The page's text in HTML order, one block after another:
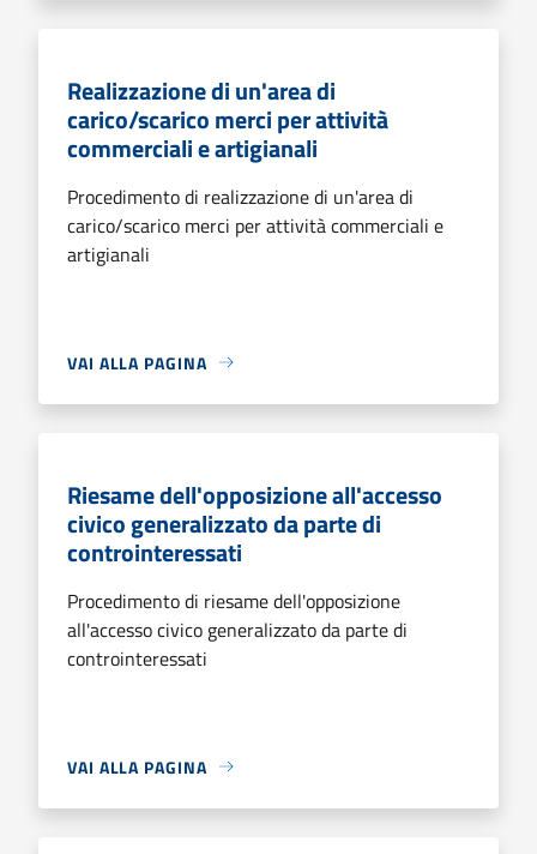
Realizzazione di un'area di
carico/scarico merci per attività
commerciali e artigianali
Procedimento di realizzazione di un'area di
carico/scarico merci per attività commerciali e
artigianali
VAI ALLA PAGINA
Riesame dell'opposizione all'accesso
civico generalizzato da parte di
controinteressati
Procedimento di riesame dell'opposizione
all'accesso civico generalizzato da parte di
controinteressati
VAI ALLA PAGINA